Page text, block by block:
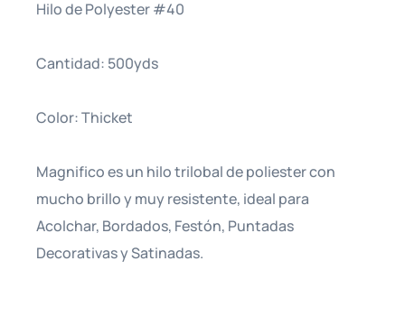
Hilo de Polyester #40
Cantidad: 500yds
Color: Thicket
Magnifico es un hilo trilobal de poliester con
mucho brillo y muy resistente, ideal para
Acolchar, Bordados, Festón, Puntadas
Decorativas y Satinadas.